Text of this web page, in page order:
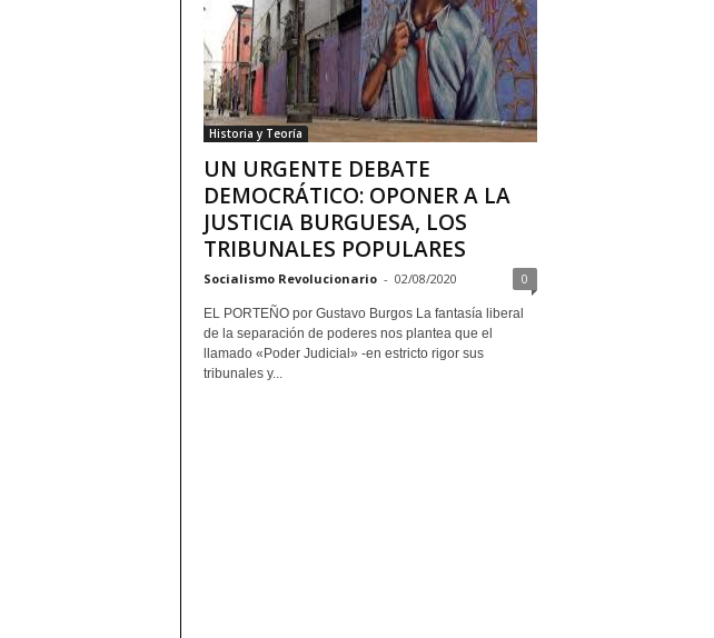
Historia y Teoría
UN URGENTE DEBATE
DEMOCRÁTICO: OPONER A LA
JUSTICIA BURGUESA, LOS
TRIBUNALES POPULARES
Socialismo Revolucionario - 02/08/2020 0
EL PORTEÑO por Gustavo Burgos La fantasía liberal
de la separación de poderes nos plantea que el
llamado «Poder Judicial» -en estricto rigor sus
tribunales y...